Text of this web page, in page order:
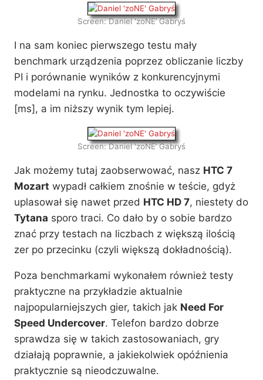
Screen: Daniel 'zoNE’ Gabryś
I na sam koniec pierwszego testu mały
benchmark urządzenia poprzez obliczanie liczby
PI i porównanie wyników z konkurencyjnymi
modelami na rynku. Jednostka to oczywiście
[ms], a im niższy wynik tym lepiej.
Screen: Daniel 'zoNE’ Gabryś
Jak możemy tutaj zaobserwować, nasz HTC 7
Mozart wypadł całkiem znośnie w teście, gdyż
uplasował się nawet przed HTC HD 7, niestety do
Tytana sporo traci. Co dało by o sobie bardzo
znać przy testach na liczbach z większą ilością
zer po przecinku (czyli większą dokładnością).
Poza benchmarkami wykonałem również testy
praktyczne na przykładzie aktualnie
najpopularniejszych gier, takich jak Need For
Speed Undercover. Telefon bardzo dobrze
sprawdza się w takich zastosowaniach, gry
działają poprawnie, a jakiekolwiek opóźnienia
praktycznie są nieodczuwalne.